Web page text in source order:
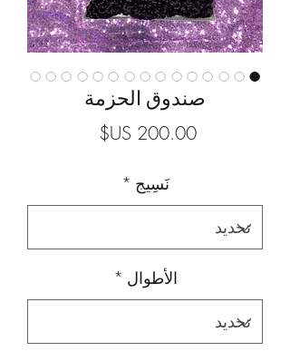
صندوق الحزمة
‏200.00 US$
نَسِيج *
الأطوال *